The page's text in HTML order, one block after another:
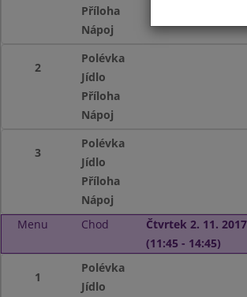
Příloha
Nápoj
2
Polévka
Jídlo
Příloha
Nápoj
3
Polévka
Jídlo
Příloha
Nápoj
Menu
Chod
Čtvrtek 2. 11. 2017
(11:45 - 14:45)
1
Polévka
Jídlo